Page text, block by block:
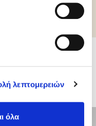
λεπτομερειών
όλα